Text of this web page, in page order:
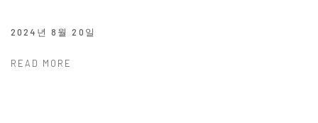
2024년 8월 20일
READ MORE